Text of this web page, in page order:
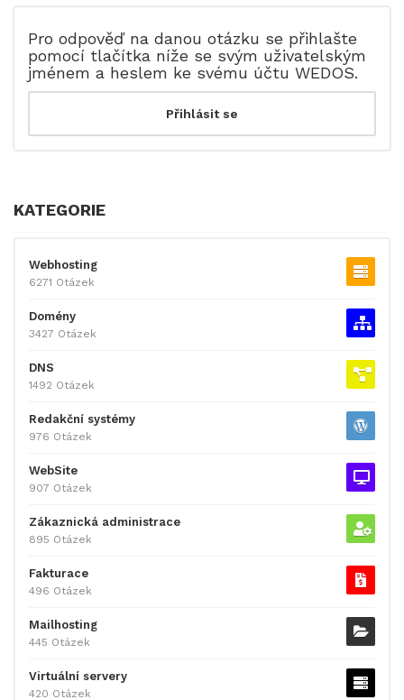
Pro odpověď na danou otázku se přihlašte
pomocí tlačítka níže se svým uživatelským
jménem a heslem ke svému účtu WEDOS.
KATEGORIE
Webhosting
6271 Otázek
Domény
3427 Otázek
DNS
1492 Otázek
Redakční systémy
976 Otázek
WebSite
907 Otázek
Zákaznická administrace
895 Otázek
Fakturace
496 Otázek
Mailhosting
445 Otázek
Virtuální servery
420 Otázek